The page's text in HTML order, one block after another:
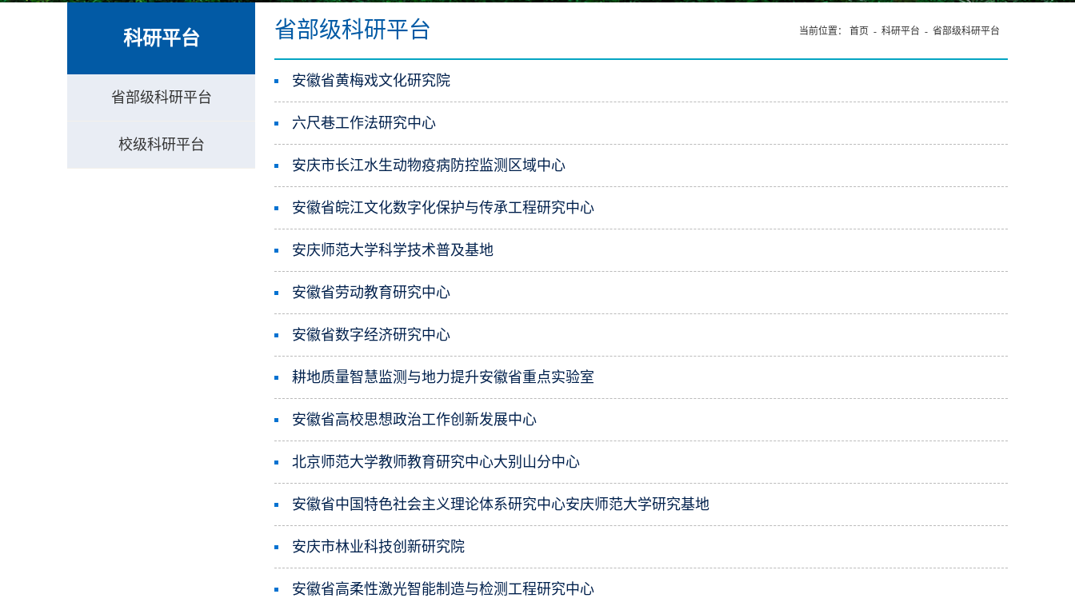
科研平台
省部级科研平台
校级科研平台
省部级科研平台 当前位置： 首页 - 科研平台 - 省部级科研平台
安徽省黄梅戏文化研究院
六尺巷工作法研究中心
安庆市长江水生动物疫病防控监测区域中心
安徽省皖江文化数字化保护与传承工程研究中心
安庆师范大学科学技术普及基地
安徽省劳动教育研究中心
安徽省数字经济研究中心
耕地质量智慧监测与地力提升安徽省重点实验室
安徽省高校思想政治工作创新发展中心
​北京师范大学教师教育研究中心大别山分中心
安徽省中国特色社会主义理论体系研究中心安庆师范大学研究基地
​安庆市林业科技创新研究院
安徽省高柔性激光智能制造与检测工程研究中心